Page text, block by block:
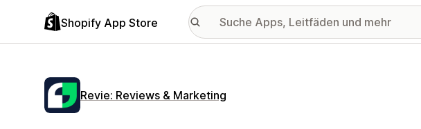
Shopify App Store
Revie: Reviews & Marketing